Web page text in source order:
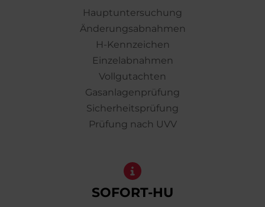
Hauptuntersuchung
Änderungsabnahmen
H-Kennzeichen
Einzelabnahmen
Vollgutachten
Gasanlagenprüfung
Sicherheitsprüfung
Prüfung nach UVV
SOFORT-HU